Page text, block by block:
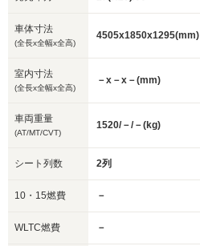
車体寸法
(全長x全幅x全高)
4505x1850x1295(mm)
室内寸法
(全長x全幅x全高)
－x－x－(mm)
車両重量
(AT/MT/CVT)
1520/－/－(kg)
シート列数 2列
10・15燃費 －
WLTC燃費 －